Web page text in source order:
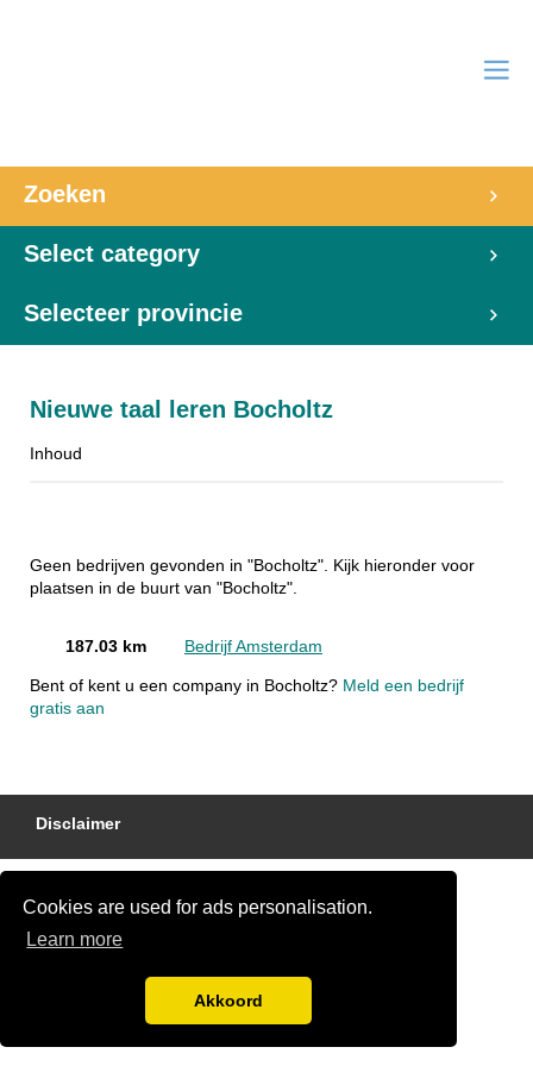
Cookies are used for ads personalisation.
Learn more
Akkoord
Zoeken
Select category
Selecteer provincie
Nieuwe taal leren Bocholtz
Inhoud
Geen bedrijven gevonden in "Bocholtz". Kijk hieronder voor
plaatsen in de buurt van "Bocholtz".
187.03 km Bedrijf Amsterdam
Bent of kent u een company in Bocholtz? Meld een bedrijf
gratis aan
Disclaimer